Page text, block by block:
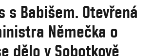
s Babišem. Otevřená
Němečka o
dělo v Sobotkově